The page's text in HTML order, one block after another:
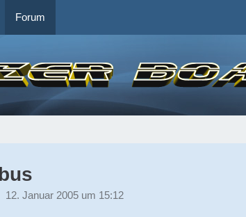
Forum
12. Januar 2005 um 15:12